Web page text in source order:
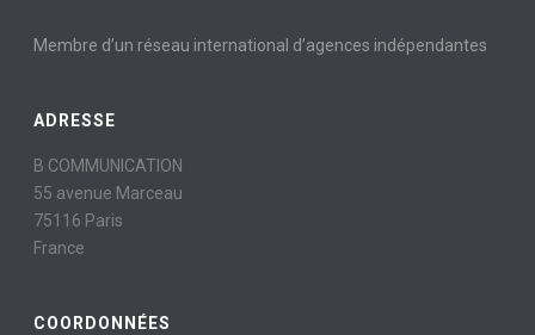
Membre d’un réseau international d’agences indépendantes
ADRESSE
B COMMUNICATION
55 avenue Marceau
75116 Paris
France
COORDONNÉES